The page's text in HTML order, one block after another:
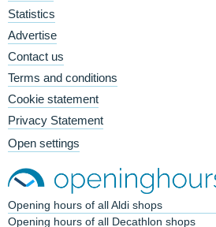
Statistics
Advertise
Contact us
Terms and conditions
Cookie statement
Privacy Statement
Open settings
Opening hours of all Aldi shops
Opening hours of all Decathlon shops